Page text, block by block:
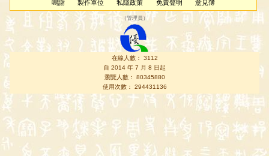
鳴謝
製作單位 私隱政策 免責聲明 意見簿
（管理員 ）
在線人數： 3112
自 2014 年 7 月 8 日起
瀏覽人數： 80345880
使用次數： 294431136